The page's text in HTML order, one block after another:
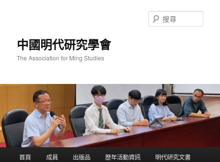
中國明代研究學會
The Association for Ming Studies
尋
首頁 成員 出版品 歷年活動資訊 明代研究文書